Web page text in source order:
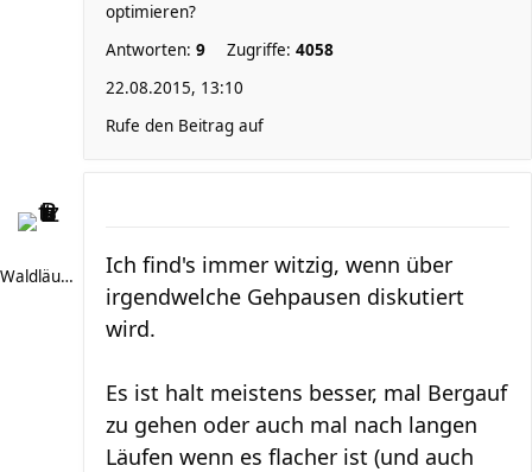
optimieren?
Antworten: 9 Zugriffe: 4058
22.08.2015, 13:10
Rufe den Beitrag auf
Waldläufer 66
Ich find's immer witzig, wenn über
irgendwelche Gehpausen diskutiert
wird.
Es ist halt meistens besser, mal Bergauf
zu gehen oder auch mal nach langen
Läufen wenn es flacher ist (und auch